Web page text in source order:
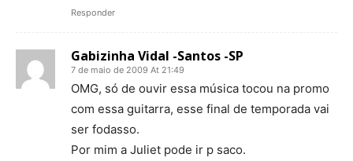
Responder
Gabizinha Vidal -Santos -SP
7 de maio de 2009 At 21:49
OMG, só de ouvir essa música tocou na promo
com essa guitarra, esse final de temporada vai
ser fodasso.
Por mim a Juliet pode ir p saco.